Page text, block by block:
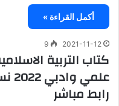
أكمل القراءة »
2021-11-12
9
كتاب التربية
رابط مباشر